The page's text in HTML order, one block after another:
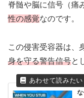
脊髄や脳に信号（痛
性の感覚なのです。
この侵害受容器は、
身を守る警告信号と